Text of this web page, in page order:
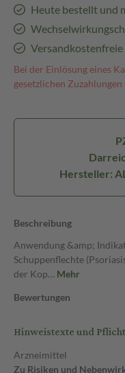
Heute bestellt und
Bei der Einlösung eines
gesetzlichen
Hersteller:
Beschreibung
Anwendung &amp;
Schuppenflechte
der Kop… Mehr
Bewertungen
Hinweistexte und
Arzneimittel
Zu Risiken und